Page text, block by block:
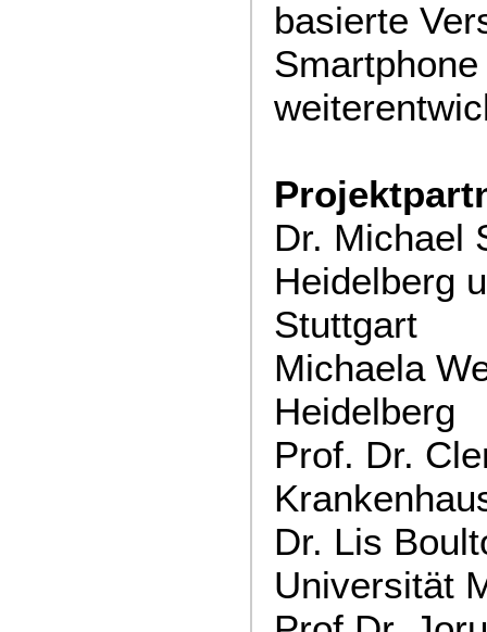
basierte
Dr. Michael
Heidelberg
Stuttgart
Michaela
Heidelberg
Prof. Dr.
Dr. Lis
Universität